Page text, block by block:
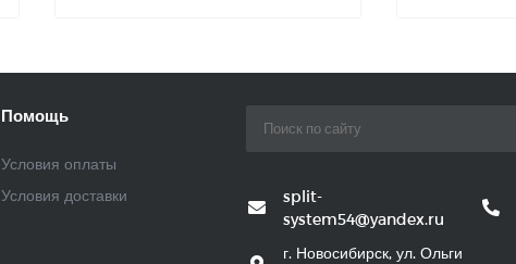
Помощь
Условия оплаты
Условия доставки
split-
system54@yandex.ru
г. Новосибирск, ул. Ольги